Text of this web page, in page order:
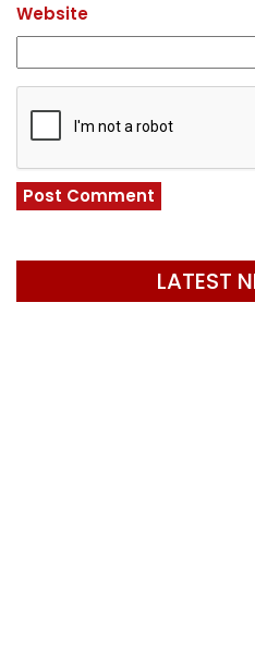
Website
LATEST